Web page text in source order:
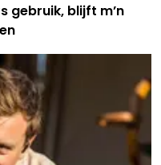
gebruik, blijft m’n